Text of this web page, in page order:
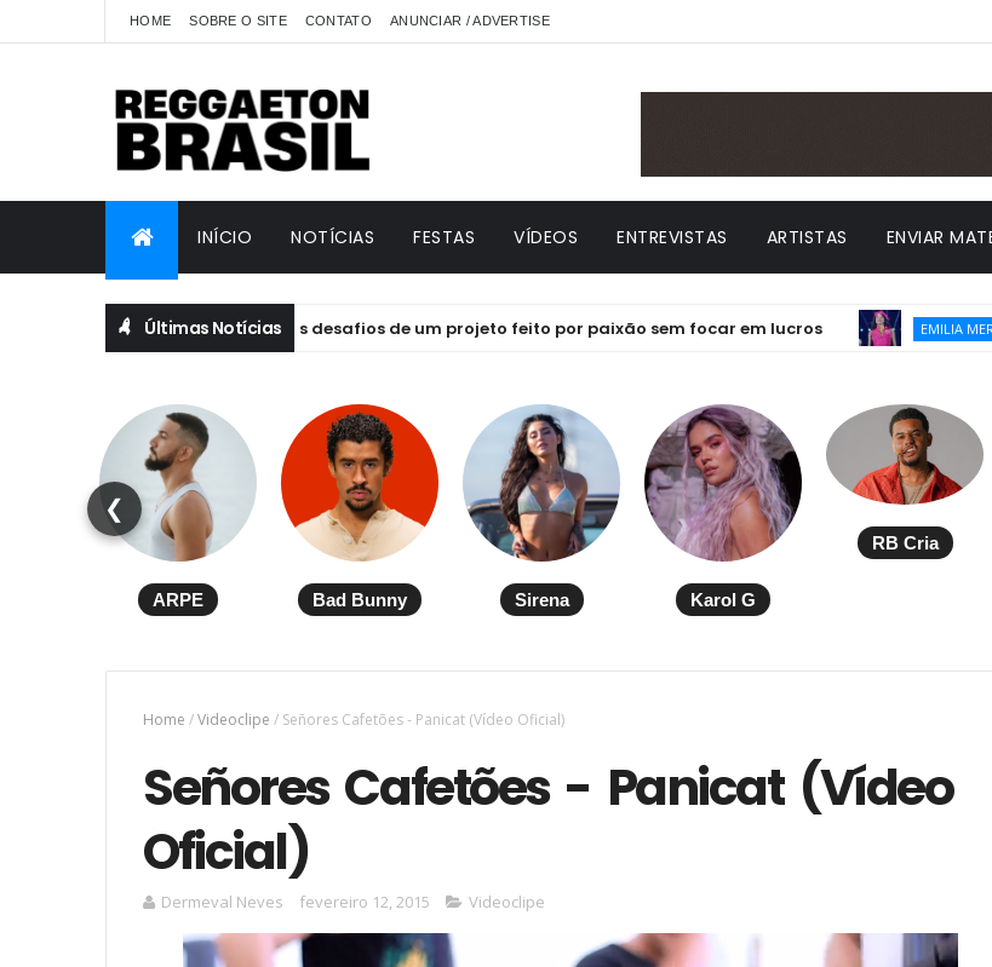
HOME SOBRE O SITE CONTATO ANUNCIAR / ADVERTISE
INÍCIO NOTÍCIAS FESTAS VÍDEOS ENTREVISTAS ARTISTAS ENVIAR
Últimas Notícias
emoção, essência e os desafios de um projeto feito por paixão sem focar em lucros EMILIA MERNES
❮
ARPE Bad Bunny Sirena Karol G
RB Cria
Home /Videoclipe / Señores Cafetões - Panicat (Vídeo Oficial)
Señores Cafetões - Panicat (Vídeo
Oficial)
Dermeval Neves fevereiro 12, 2015 Videoclipe